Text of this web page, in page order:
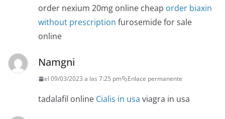
order nexium 20mg online cheap order biaxin
without prescription furosemide for sale
online
Namgni
el 09/03/2023 a las 7:25 pm Enlace permanente
tadalafil online Cialis in usa viagra in usa